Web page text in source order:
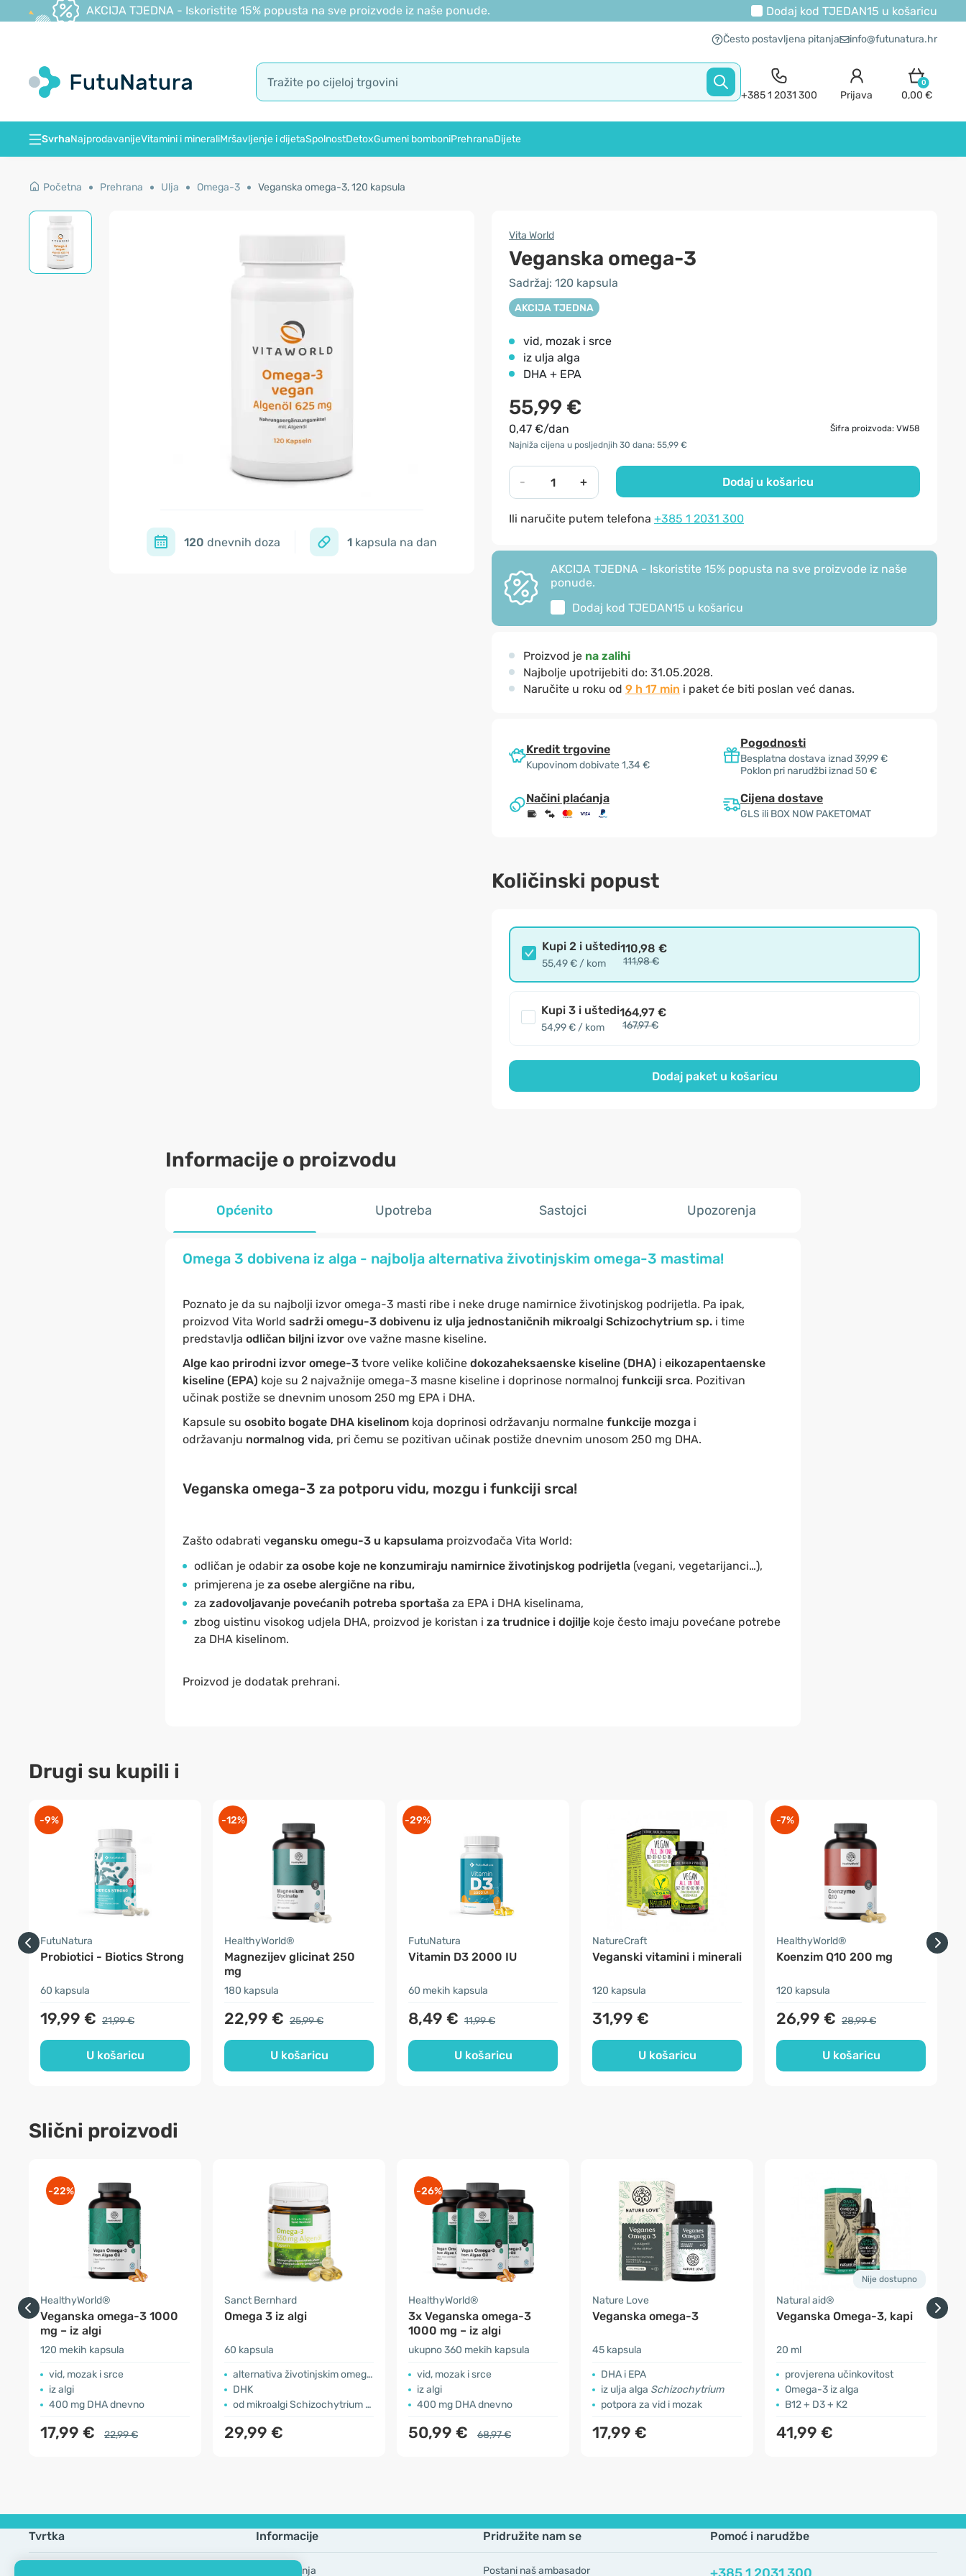
AKCIJA TJEDNA - Iskoristite 15% popusta na sve proizvode iz naše ponude. Dodaj kod TJEDAN15 u košaricu
Često postavljena pitanja info@futunatura.hr
+385 1 2031 300 Prijava
0
0,00 €
SvrhaNajprodavanijeVitamini i mineraliMršavljenje i dijetaSpolnostDetoxGumeni bomboniPrehranaDijete
Početna Prehrana Ulja Omega-3 Veganska omega-3, 120 kapsula
120 dnevnih doza 1 kapsula na dan
Vita World
Veganska omega-3
Sadržaj: 120 kapsula
AKCIJA TJEDNA
vid, mozak i srce
iz ulja alga
DHA + EPA
55,99 €
0,47 €/dan
Šifra proizvoda: VW58
Najniža cijena u posljednjih 30 dana: 55,99 €
- + Dodaj u košaricu
Ili naručite putem telefona +385 1 2031 300
AKCIJA TJEDNA - Iskoristite 15% popusta na sve proizvode iz naše
ponude.
Dodaj kod TJEDAN15 u košaricu
Proizvod je na zalihi
Najbolje upotrijebiti do: 31.05.2028.
Naručite u roku od 9 h 17 min i paket će biti poslan već danas.
Kredit trgovine
Kupovinom dobivate 1,34 €
Pogodnosti
Besplatna dostava iznad 39,99 €
Poklon pri narudžbi iznad 50 €
Načini plaćanja Cijena dostave
GLS ili BOX NOW PAKETOMAT
Količinski popust
Kupi 2 i uštedi
55,49 € / kom
110,98 €
111,98 €
Kupi 3 i uštedi
54,99 € / kom
164,97 €
167,97 €
Dodaj paket u košaricu
Informacije o proizvodu
Općenito Upotreba Sastojci Upozorenja
Omega 3 dobivena iz alga - najbolja alternativa životinjskim omega-3 mastima!
Poznato je da su najbolji izvor omega-3 masti ribe i neke druge namirnice životinjskog podrijetla. Pa ipak,
proizvod Vita World sadrži omegu-3 dobivenu iz ulja jednostaničnih mikroalgi Schizochytrium sp. i time
predstavlja odličan biljni izvorove važne masne kiseline.
Alge kao prirodni izvor omege-3tvore velike količine dokozaheksaenske kiseline (DHA) i eikozapentaenske
kiseline (EPA) koje su 2 najvažnije omega-3 masne kiseline i doprinose normalnoj funkciji srca. Pozitivan
učinak postiže se dnevnim unosom 250 mg EPA i DHA.
Kapsule su osobito bogate DHA kiselinomkoja doprinosi održavanju normalne funkcije mozga i
održavanju normalnog vida, pri čemu se pozitivan učinak postiže dnevnim unosom 250 mg DHA.
Veganska omega-3 za potporu vidu, mozgu i funkciji srca!
Zašto odabrati vegansku omegu-3 u kapsulamaproizvođača Vita World:
odličan je odabir za osobe koje ne konzumiraju namirnice životinjskog podrijetla (vegani, vegetarijanci…),
primjerena je za osebe alergične na ribu,
za zadovoljavanje povećanih potreba sportašaza EPA i DHA kiselinama,
zbog uistinu visokog udjela DHA, proizvod je koristan i za trudnice i dojiljekoje često imaju povećane potrebe
za DHA kiselinom.
Proizvod je dodatak prehrani.
Drugi su kupili i
-9%
FutuNatura
Probiotici - Biotics Strong
60 kapsula
19,99 € 21,99 €
U košaricu
-12%
HealthyWorld®
Magnezijev glicinat 250
mg
180 kapsula
22,99 € 25,99 €
U košaricu
-29%
FutuNatura
Vitamin D3 2000 IU
60 mekih kapsula
8,49 € 11,99 €
U košaricu
NatureCraft
Veganski vitamini i minerali
120 kapsula
31,99 €
U košaricu
-7%
HealthyWorld®
Koenzim Q10 200 mg
120 kapsula
26,99 € 28,99 €
U košaricu
Slični proizvodi
-22%
HealthyWorld®
Veganska omega-3 1000
mg – iz algi
120 mekih kapsula
vid, mozak i srce
iz algi
400 mg DHA dnevno
17,99 € 22,99 €
Sanct Bernhard
Omega 3 iz algi
60 kapsula
alternativa životinjskim omega-3
DHK
od mikroalgi Schizochytrium sp.
29,99 €
-26%
HealthyWorld®
3x Veganska omega-3
1000 mg – iz algi
ukupno 360 mekih kapsula
vid, mozak i srce
iz algi
400 mg DHA dnevno
50,99 € 68,97 €
Nature Love
Veganska omega-3
45 kapsula
DHA i EPA
iz ulja alga Schizochytrium
potpora za vid i mozak
17,99 €
Nije dostupno
Natural aid®
Veganska Omega-3, kapi
20 ml
provjerena učinkovitost
Omega-3 iz alga
B12 + D3 + K2
41,99 €
Tvrtka Informacije
Česta pitanja
Pridružite nam se
Postani naš ambasador
Pomoć i narudžbe